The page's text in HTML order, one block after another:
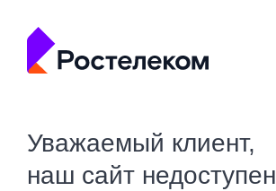
Уважаемый клиент,
наш сайт недоступен